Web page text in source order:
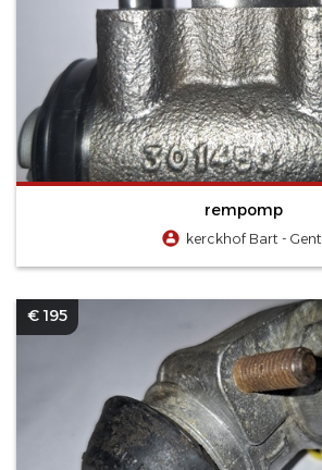
rempomp
kerckhof Bart - Gent
€ 195